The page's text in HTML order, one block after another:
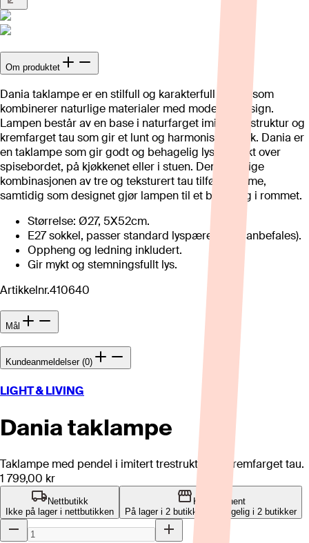
Om produktet
Dania taklampe er en stilfull og karakterfull lampe som
kombinerer naturlige materialer med moderne design.
Lampen består av en base i naturfarget imitert trestruktur og
kremfarget tau som gir et lunt og harmonisk uttrykk. Dania er
en taklampe som gir godt og behagelig lys, perfekt over
spisebordet, på kjøkkenet eller i stuen. Den naturlige
kombinasjonen av tre og teksturert tau tilfører varme,
samtidig som designet gjør lampen til et blikkfang i rommet.
Størrelse: Ø27, 5X52cm.
E27 sokkel, passer standard lyspærer (LED anbefales).
Oppheng og ledning inkludert.
Gir mykt og stemningsfullt lys.
Artikkelnr.410640
Mål
Kundeanmeldelser (0)
LIGHT & LIVING
Dania taklampe
Taklampe med pendel i imitert trestruktur og kremfarget tau.
1 799,00 kr
Nettbutikk
Ikke på lager i nettbutikken
Klikk og hent
På lager i 2 butikker
Tilgjengelig i 2 butikker